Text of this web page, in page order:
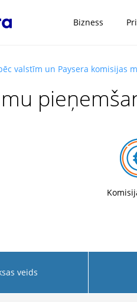
Bizness
valstīm un Paysera komisijas
veids